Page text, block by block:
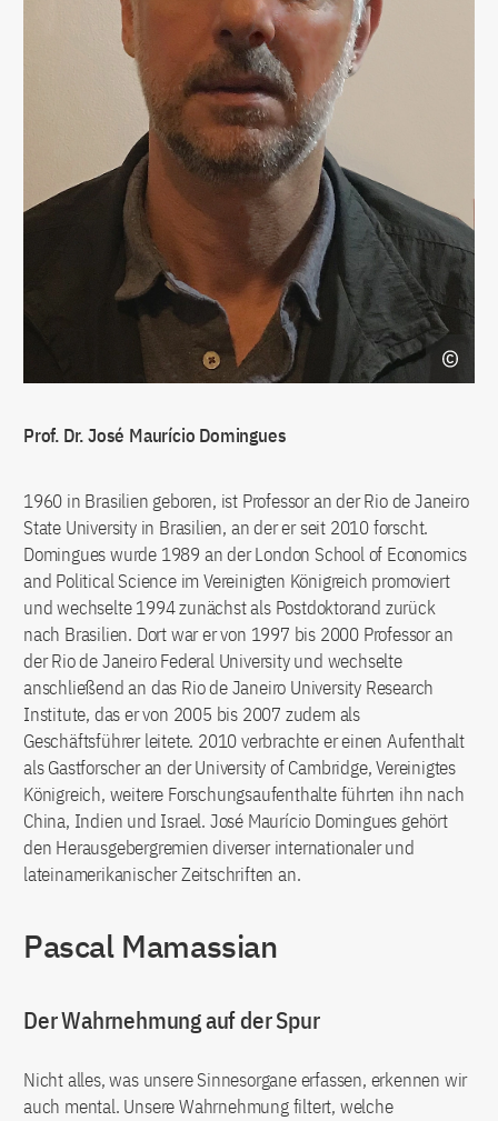
Prof. Dr. José Maurício Domingues
1960 in Brasilien geboren, ist Professor an der Rio de Janeiro
State University in Brasilien, an der er seit 2010 forscht.
Domingues wurde 1989 an der London School of Economics
and Political Science im Vereinigten Königreich promoviert
und wechselte 1994 zunächst als Postdoktorand zurück
nach Brasilien. Dort war er von 1997 bis 2000 Professor an
der Rio de Janeiro Federal University und wechselte
anschließend an das Rio de Janeiro University Research
Institute, das er von 2005 bis 2007 zudem als
Geschäftsführer leitete. 2010 verbrachte er einen Aufenthalt
als Gastforscher an der University of Cambridge, Vereinigtes
Königreich, weitere Forschungsaufenthalte führten ihn nach
China, Indien und Israel. José Maurício Domingues gehört
den Herausgebergremien diverser internationaler und
lateinamerikanischer Zeitschriften an.
Pascal Mamassian
Der Wahrnehmung auf der Spur
Nicht alles, was unsere Sinnesorgane erfassen, erkennen wir
auch mental. Unsere Wahrnehmung filtert, welche